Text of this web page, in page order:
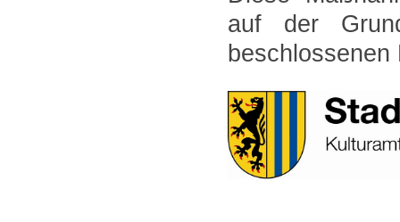
auf der
beschlossenen